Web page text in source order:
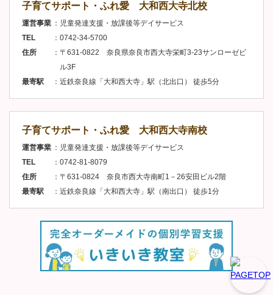
子育てサポート・ふれ愛 大和西大寺北校
運営事業
児童発達支援・放課後等デイサービス
TEL
0742-34-5700
住所
〒631-0822 奈良県奈良市西大寺栄町3-23サンローゼビ
ル3F
最寄駅
近鉄奈良線「大和西大寺」駅（北出口） 徒歩5分
子育てサポート・ふれ愛 大和西大寺南校
運営事業
児童発達支援・放課後等デイサービス
TEL
0742-81-8079
住所
〒631-0824 奈良市西大寺南町1－26安田ビル2階
最寄駅
近鉄奈良線「大和西大寺」駅（南出口） 徒歩1分